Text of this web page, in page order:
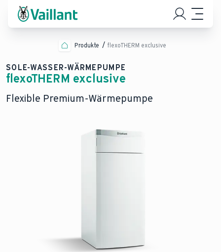
Produkte flexoTHERM exclusive
SOLE-WASSER-WÄRMEPUMPE
flexoTHERM exclusive
Flexible Premium-Wärmepumpe